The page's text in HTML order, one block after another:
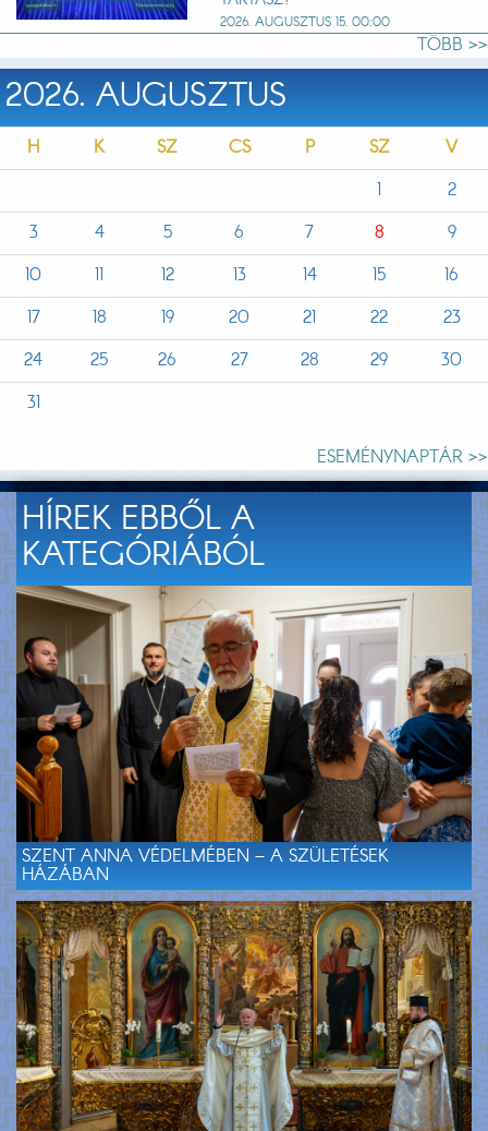
2026. AUGUSZTUS 15. 00:00
TÖBB >>
2026. AUGUSZTUS
H K SZ CS P SZ
V
1
2
3
4 5 6 7 8
9
10
11 12 13 14 15
16
17
18 19 20 21 22
23
24
25 26 27 28 29
30
31
ESEMÉNYNAPTÁR >>
HÍREK EBBŐL A
KATEGÓRIÁBÓL
SZENT ANNA VÉDELMÉBEN – A SZÜLETÉSEK
HÁZÁBAN